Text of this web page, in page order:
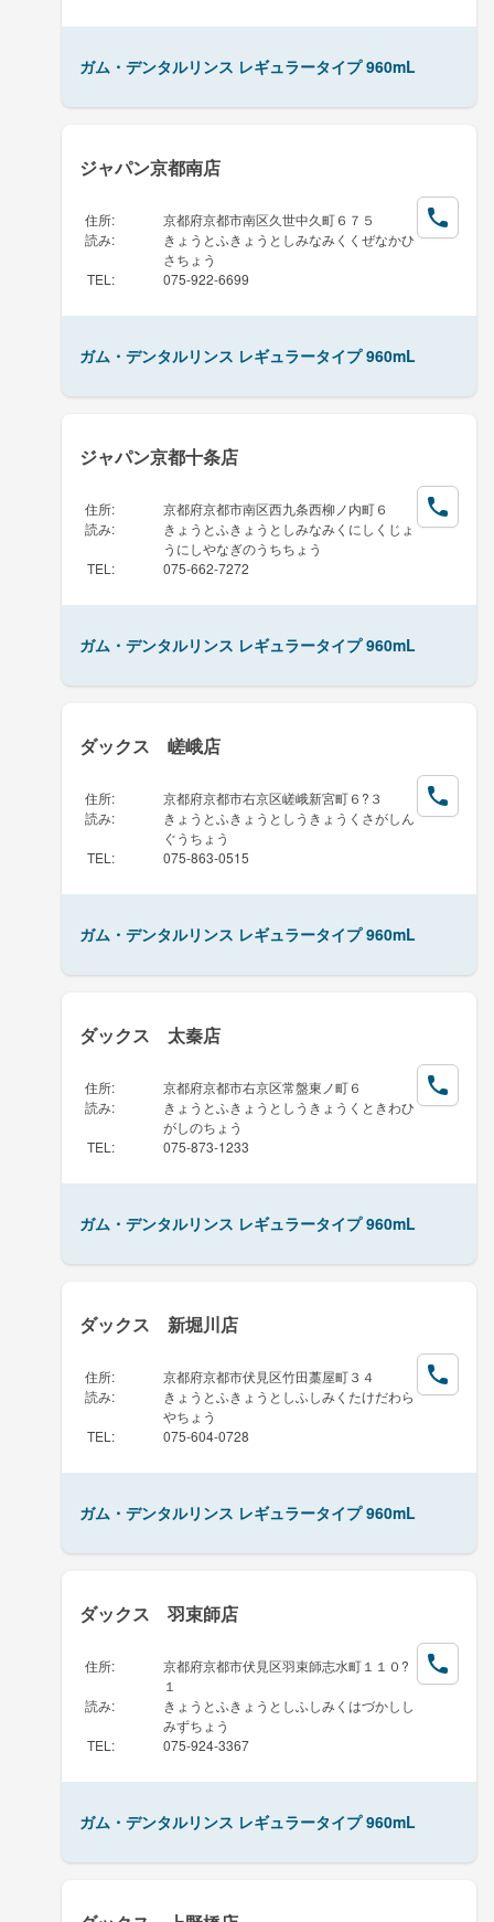
ガム・デンタルリンス レギュラータイプ 960mL
ジャパン京都南店
住所:
京都府京都市南区久世中久町６７５
読み:
きょうとふきょうとしみなみくくぜなかひ
さちょう
TEL : 075-922-6699
ガム・デンタルリンス レギュラータイプ 960mL
ジャパン京都十条店
住所:
京都府京都市南区西九条西柳ノ内町６
読み:
きょうとふきょうとしみなみくにしくじょ
うにしやなぎのうちちょう
TEL : 075-662-7272
ガム・デンタルリンス レギュラータイプ 960mL
ダックス 嵯峨店
住所:
京都府京都市右京区嵯峨新宮町６?３
読み:
きょうとふきょうとしうきょうくさがしん
ぐうちょう
TEL : 075-863-0515
ガム・デンタルリンス レギュラータイプ 960mL
ダックス 太秦店
住所:
京都府京都市右京区常盤東ノ町６
読み:
きょうとふきょうとしうきょうくときわひ
がしのちょう
TEL : 075-873-1233
ガム・デンタルリンス レギュラータイプ 960mL
ダックス 新堀川店
住所:
京都府京都市伏見区竹田藁屋町３４
読み:
きょうとふきょうとしふしみくたけだわら
やちょう
TEL : 075-604-0728
ガム・デンタルリンス レギュラータイプ 960mL
ダックス 羽束師店
住所:
京都府京都市伏見区羽束師志水町１１０?
１
読み:
きょうとふきょうとしふしみくはづかしし
みずちょう
TEL : 075-924-3367
ガム・デンタルリンス レギュラータイプ 960mL